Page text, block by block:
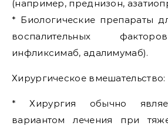
(например, преднизон,
* Биологические препараты
воспалительных
инфликсимаб, адалимумаб).
Хирургическое вмешательство:
* Хирургия обычно
вариантом лечения при